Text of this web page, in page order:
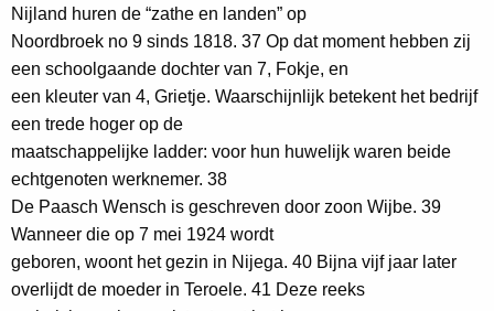
Nijland huren de “zathe en landen” op
Noordbroek no 9 sinds 1818. 37 Op dat moment hebben zij
een schoolgaande dochter van 7, Fokje, en
een kleuter van 4, Grietje. Waarschijnlijk betekent het bedrijf
een trede hoger op de
maatschappelijke ladder: voor hun huwelijk waren beide
echtgenoten werknemer. 38
De Paasch Wensch is geschreven door zoon Wijbe. 39
Wanneer die op 7 mei 1924 wordt
geboren, woont het gezin in Nijega. 40 Bijna vijf jaar later
overlijdt de moeder in Teroele. 41 Deze reeks